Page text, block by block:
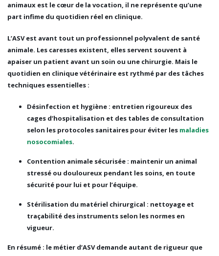
animaux est le cœur de la vocation, il ne représente qu’une
part infime du quotidien réel en clinique.
L’ASV est avant tout un professionnel polyvalent de santé
animale. Les caresses existent, elles servent souvent à
apaiser un patient avant un soin ou une chirurgie. Mais le
quotidien en clinique vétérinaire est rythmé par des tâches
techniques essentielles :
Désinfection et hygiène : entretien rigoureux des
cages d’hospitalisation et des tables de consultation
selon les protocoles sanitaires pour éviter les maladies
nosocomiales.
Contention animale sécurisée : maintenir un animal
stressé ou douloureux pendant les soins, en toute
sécurité pour lui et pour l’équipe.
Stérilisation du matériel chirurgical : nettoyage et
traçabilité des instruments selon les normes en
vigueur.
En résumé : le métier d’ASV demande autant de rigueur que